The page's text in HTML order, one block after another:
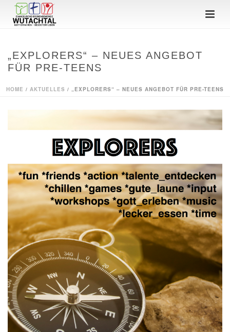
„EXPLORERS“ – NEUES ANGEBOT
FÜR PRE-TEENS
HOME / AKTUELLES / „EXPLORERS“ – NEUES ANGEBOT FÜR PRE-TEENS